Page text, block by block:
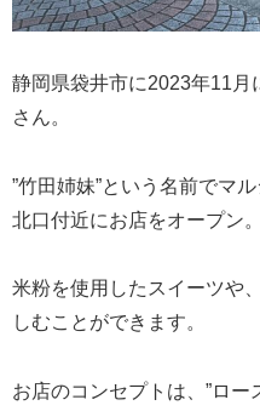
静岡県袋井市に2023年11月
さん。
”竹田姉妹”という名前でマ
北口付近にお店をオープン。
米粉を使用したスイーツや
しむことができます。
お店のコンセプトは、”ロ